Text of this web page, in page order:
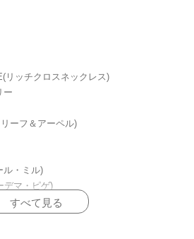
リッチクロスネックレス)
ー
ーフ＆アーペル)
ル・ミル)
デマ・ピゲ)
ク・フィリップ)